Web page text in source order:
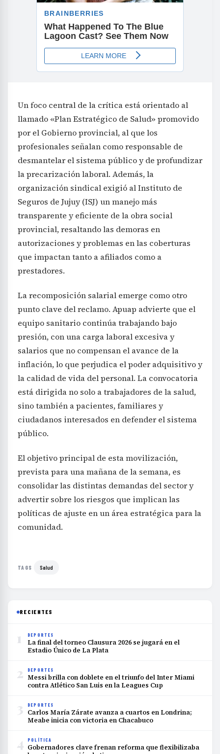
Un foco central de la crítica está orientado al
llamado «Plan Estratégico de Salud» promovido
por el Gobierno provincial, al que los
profesionales señalan como responsable de
desmantelar el sistema público y de profundizar
la precarización laboral. Además, la
organización sindical exigió al Instituto de
Seguros de Jujuy (ISJ) un manejo más
transparente y eficiente de la obra social
provincial, resaltando las demoras en
autorizaciones y problemas en las coberturas
que impactan tanto a afiliados como a
prestadores.
La recomposición salarial emerge como otro
punto clave del reclamo. Apuap advierte que el
equipo sanitario continúa trabajando bajo
presión, con una carga laboral excesiva y
salarios que no compensan el avance de la
inflación, lo que perjudica el poder adquisitivo y
la calidad de vida del personal. La convocatoria
está dirigida no solo a trabajadores de la salud,
sino también a pacientes, familiares y
ciudadanos interesados en defender el sistema
público.
El objetivo principal de esta movilización,
prevista para una mañana de la semana, es
consolidar las distintas demandas del sector y
advertir sobre los riesgos que implican las
políticas de ajuste en un área estratégica para la
comunidad.
TAGS Salud
RECIENTES
1 DEPORTES
La final del torneo Clausura 2026 se jugará en el
Estadio Único de La Plata
2 DEPORTES
Messi brilla con doblete en el triunfo del Inter Miami
contra Atlético San Luis en la Leagues Cup
3 DEPORTES
Carlos María Zárate avanza a cuartos en Londrina;
Meabe inicia con victoria en Chacabuco
4 POLÍTICA
Gobernadores clave frenan reforma que flexibilizaba